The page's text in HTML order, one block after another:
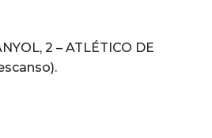
2 – ATLÉTICO DE